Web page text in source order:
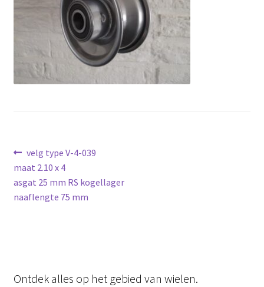
Bericht
navigatie
Vorig
bericht:
velg type V-4-039
maat 2.10 x 4
asgat 25 mm RS kogellager
naaflengte 75 mm
Ontdek alles op het gebied van wielen.